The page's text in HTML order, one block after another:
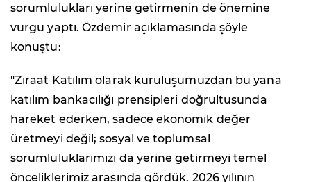
sorumlulukları yerine getirmenin de önemine
vurgu yaptı. Özdemir açıklamasında şöyle
konuştu:
"Ziraat Katılım olarak kuruluşumuzdan bu yana
katılım bankacılığı prensipleri doğrultusunda
hareket ederken, sadece ekonomik değer
üretmeyi değil; sosyal ve toplumsal
sorumluluklarımızı da yerine getirmeyi temel
önceliklerimiz arasında gördük. 2026 yılının